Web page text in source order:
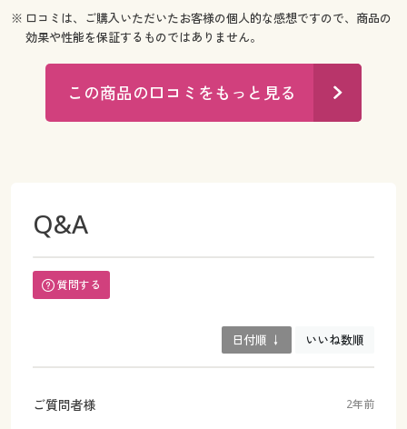
※ 口コミは、ご購入いただいたお客様の個人的な感想ですので、商品の
効果や性能を保証するものではありません。
この商品の口コミをもっと見る
Q&A
質問する
日付順 ↓ いいね数順
ご質問者様 2年前